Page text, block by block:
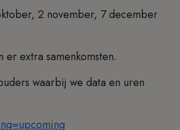
2 november, 7 december
extra samenkomsten.
waarbij we data en uren